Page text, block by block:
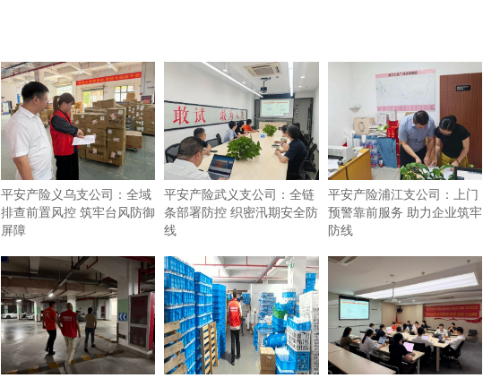
平安产险义乌支公司：全域
排查前置风控 筑牢台风防御
屏障
平安产险武义支公司：全链
条部署防控 织密汛期安全防
线
平安产险浦江支公司：上门
预警靠前服务 助力企业筑牢
防线